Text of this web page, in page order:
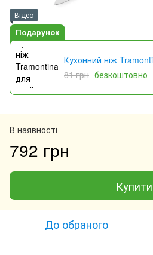
Відео
Подарунок
Кухонний ніж
81 грн безкоштовно
В наявності
792 грн
Купити
До обраного